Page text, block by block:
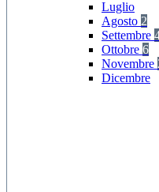
Luglio
Agosto 2
Settembre
Ottobre 6
Novembre
Dicembre